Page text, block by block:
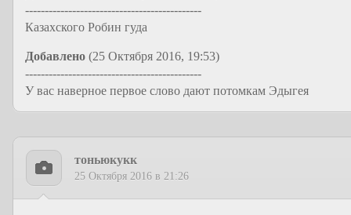
---------------------------------------------
Казахского Робин гуда
Добавлено (25 Октября 2016, 19:53)
---------------------------------------------
У вас наверное первое слово дают потомкам Эдыгея
тоньюкукк
25 Октября 2016 в 21:26